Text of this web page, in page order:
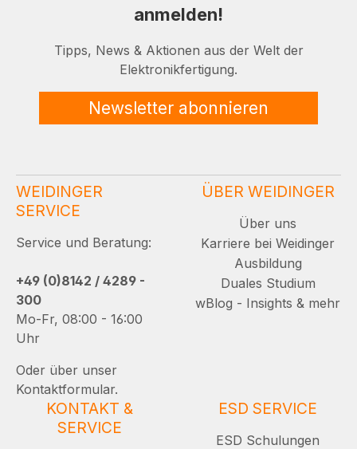
anmelden!
Tipps, News & Aktionen aus der Welt der
Elektronikfertigung.
Newsletter abonnieren
WEIDINGER
SERVICE
Service und Beratung:
+49 (0)8142 / 4289 -
300
Mo-Fr, 08:00 - 16:00
Uhr
Oder über unser
Kontaktformular.
ÜBER WEIDINGER
Über uns
Karriere bei Weidinger
Ausbildung
Duales Studium
wBlog - Insights & mehr
KONTAKT &
SERVICE
ESD SERVICE
ESD Schulungen